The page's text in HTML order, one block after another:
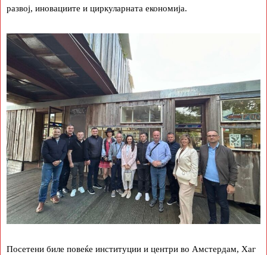
развој, иновациите и циркуларната економија.
Посетени биле повеќе институции и центри во Амстердам, Хаг